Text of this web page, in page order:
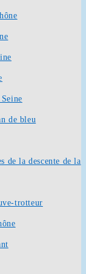
de bleu
de la descente de la
trotteur